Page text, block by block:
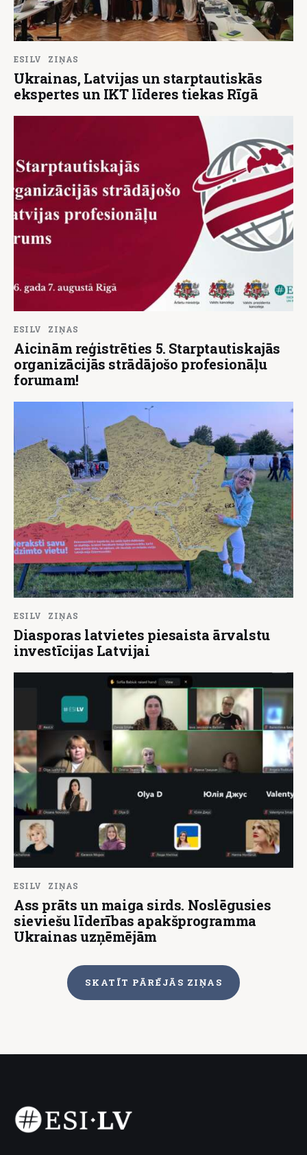
ESILV ZIŅAS
Ukrainas, Latvijas un starptautiskās
ekspertes un IKT līderes tiekas Rīgā
ESILV ZIŅAS
Aicinām reģistrēties 5. Starptautiskajās
organizācijās strādājošo profesionāļu
forumam!
ESILV ZIŅAS
Diasporas latvietes piesaista ārvalstu
investīcijas Latvijai
ESILV ZIŅAS
Ass prāts un maiga sirds. Noslēgusies
sieviešu līderības apakšprogramma
Ukrainas uzņēmējām
SKATĪT PĀRĒJĀS ZIŅAS